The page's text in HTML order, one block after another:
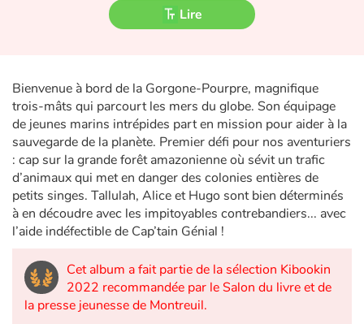
Héroïnes et héros
Les animaux
Voyage, épopée, enquête, aventure
Autour du monde
Apprentissage
Art, espace, activité
Documentaires
Lire
Bienvenue à bord de la Gorgone-Pourpre, magnifique
trois-mâts qui parcourt les mers du globe. Son équipage
de jeunes marins intrépides part en mission pour aider à la
sauvegarde de la planète. Premier défi pour nos aventuriers
: cap sur la grande forêt amazonienne où sévit un trafic
d’animaux qui met en danger des colonies entières de
petits singes. Tallulah, Alice et Hugo sont bien déterminés
à en découdre avec les impitoyables contrebandiers... avec
l’aide indéfectible de Cap’tain Génial !
Cet album a fait partie de la sélection Kibookin
2022 recommandée par le Salon du livre et de
la presse jeunesse de Montreuil.